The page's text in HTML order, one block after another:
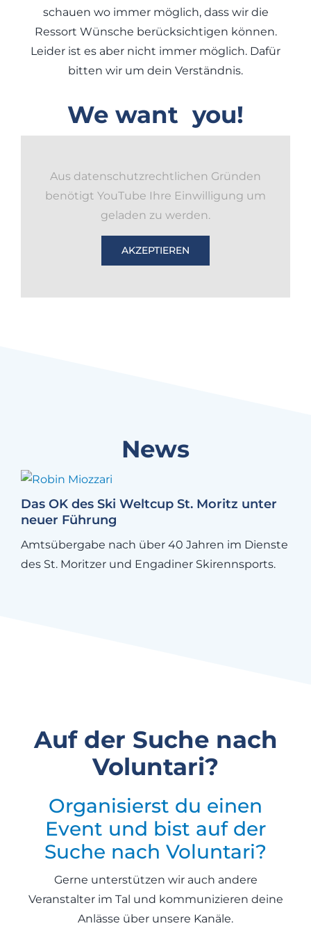
schauen wo immer möglich, dass wir die
Ressort Wünsche berücksichtigen können.
Leider ist es aber nicht immer möglich. Dafür
bitten wir um dein Verständnis.
We want you!
Aus datenschutzrechtlichen Gründen
benötigt YouTube Ihre Einwilligung um
geladen zu werden.
AKZEPTIEREN
News
Das OK des Ski Weltcup St. Moritz unter
neuer Führung
Amtsübergabe nach über 40 Jahren im Dienste
des St. Moritzer und Engadiner Skirennsports.
Auf der Suche nach
Voluntari?
Organisierst du einen
Event und bist auf der
Suche nach Voluntari?
Gerne unterstützen wir auch andere
Veranstalter im Tal und kommunizieren deine
Anlässe über unsere Kanäle.